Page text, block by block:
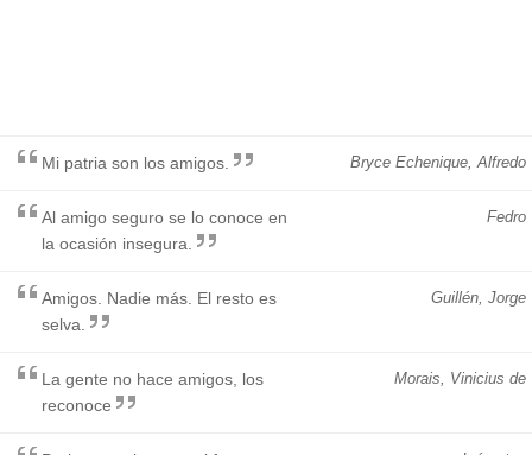
Bryce Echenique, Alfredo
Mi patria son los amigos.
Fedro
Al amigo seguro se lo conoce en
la ocasión insegura.
Guillén, Jorge
Amigos. Nadie más. El resto es
selva.
Morais, Vinicius de
La gente no hace amigos, los
reconoce